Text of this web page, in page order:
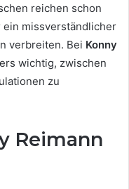
reichen schon
ein missverständlicher
verbreiten. Bei Konny
wichtig, zwischen
zu
Reimann